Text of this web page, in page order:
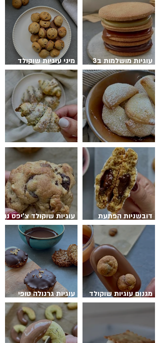
עוגיות מושלמות ב3
טעמים
מיני עוגיות שוקולד
צ’יפס קריספיות
סהרוני נוטלה ממכרים רוגלך פיסטוק פריכים
דובשניות הפתעת
שוקולד
עוגיות שוקולד צ’יפס נוי
יורק
מגנום עוגיות שוקולד
צ’יפס
עוגיות גרנולה טופי
קרמל ושוקולד